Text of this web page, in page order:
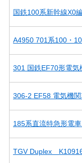
国鉄100系新幹線X0
A4950 701系100・
301 国鉄EF70形電気
306-2 EF58 電気機
185系直流特急形電
TGV Duplex